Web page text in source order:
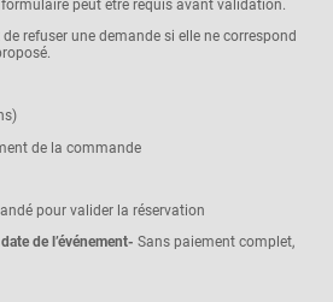
peut être requis avant validation.
refuser une demande si elle ne correspond
de la commande
pour valider la réservation
de l’événement- Sans paiement complet,